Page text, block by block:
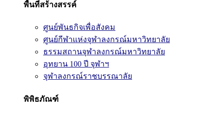
พื้นที่สร้างสรรค์
ศูนย์พันธกิจเพื่อสังคม
ศูนย์กีฬาแห่งจุฬาลงกรณ์มหาวิทยาลัย
ธรรมสถานจุฬาลงกรณ์มหาวิทยาลัย
อุทยาน 100 ปี จุฬาฯ
จุฬาลงกรณ์ราชบรรณาลัย
พิพิธภัณฑ์